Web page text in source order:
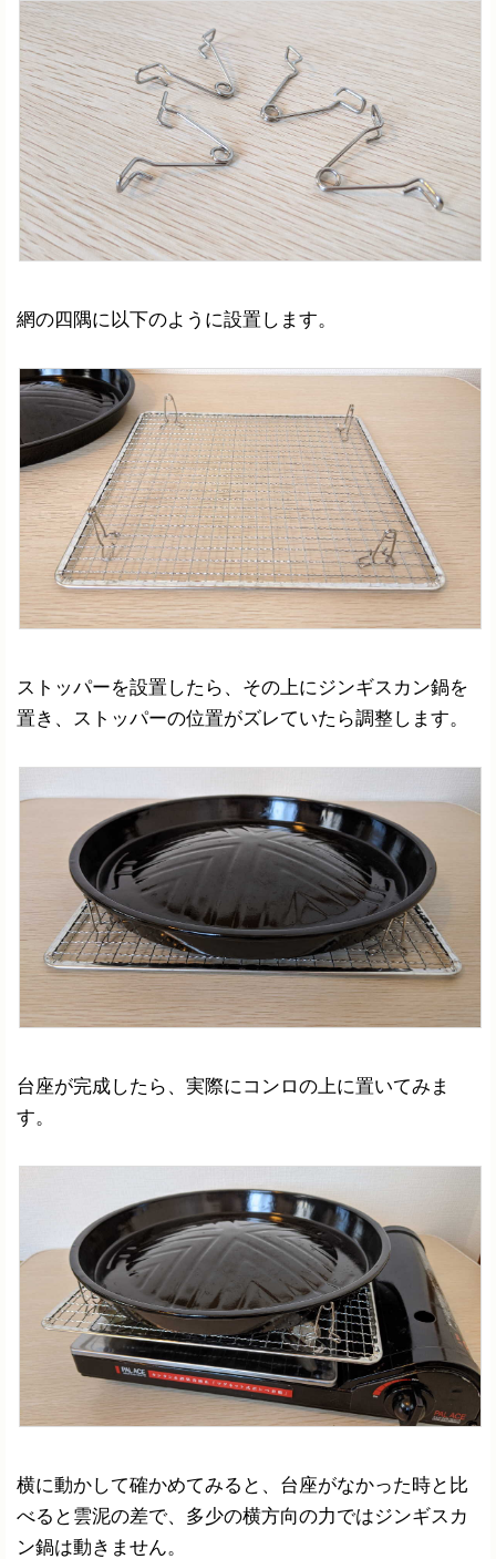
網の四隅に以下のように設置します。
ストッパーを設置したら、その上にジンギスカン鍋を
置き、ストッパーの位置がズレていたら調整します。
台座が完成したら、実際にコンロの上に置いてみま
す。
横に動かして確かめてみると、台座がなかった時と比
べると雲泥の差で、多少の横方向の力ではジンギスカ
ン鍋は動きません。